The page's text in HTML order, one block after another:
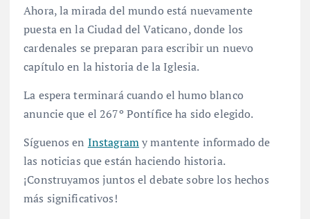
Ahora, la mirada del mundo está nuevamente
puesta en la Ciudad del Vaticano, donde los
cardenales se preparan para escribir un nuevo
capítulo en la historia de la Iglesia.
La espera terminará cuando el humo blanco
anuncie que el 267º Pontífice ha sido elegido.
Síguenos en Instagramy mantente informado de
las noticias que están haciendo historia.
¡Construyamos juntos el debate sobre los hechos
más significativos!